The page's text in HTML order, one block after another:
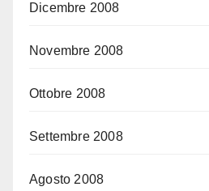
Dicembre 2008
Novembre 2008
Ottobre 2008
Settembre 2008
Agosto 2008